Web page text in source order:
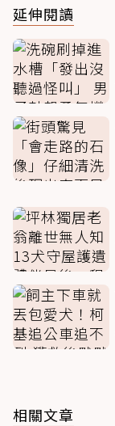
延伸閱讀
相關文章